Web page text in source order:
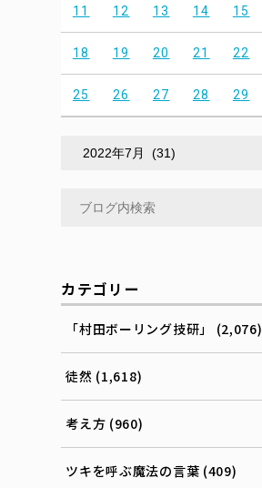
11 12 13 14 15
18 19 20 21 22
25 26 27 28 29
カテゴリー
「村田ボーリング技研」 (2,076)
徒然 (1,618)
考え方 (960)
ツキを呼ぶ魔法の言葉 (409)